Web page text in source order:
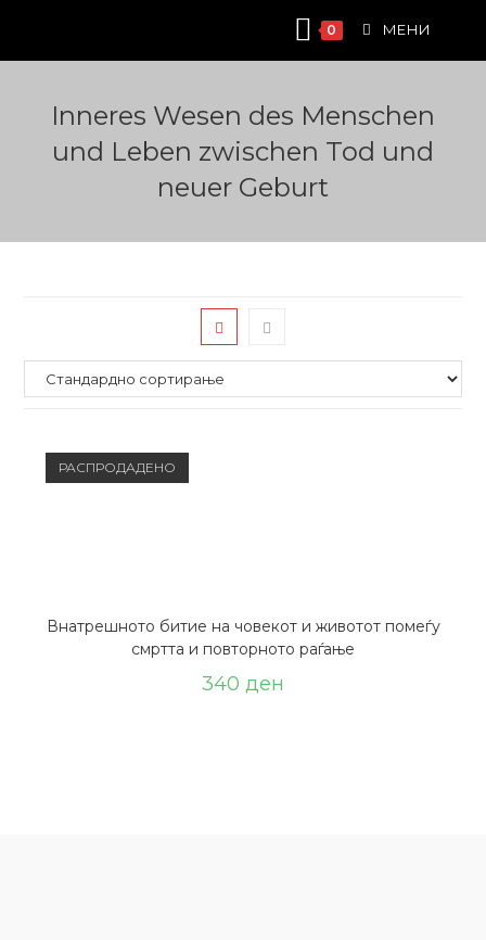
content
0 МЕНИ
Inneres Wesen des Menschen
und Leben zwischen Tod und
neuer Geburt
РАСПРОДАДЕНО
Внатрешното битие на човекот и животот помеѓу
смртта и повторното раѓање
340 ден